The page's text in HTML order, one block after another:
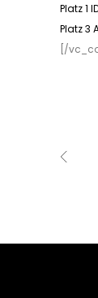
Platz 1
Platz 3
[/